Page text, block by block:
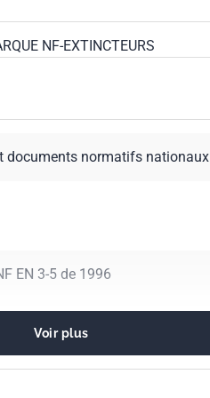
NF-EXTINCTEURS
documents normatifs nationaux
EN 3-5 de 1996
Voir plus